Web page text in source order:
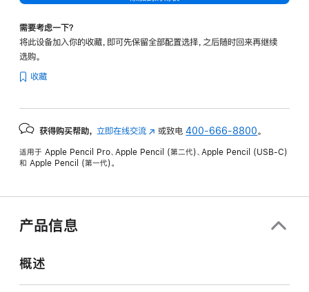
需要考虑一下？
将此设备加入你的收藏，即可先保留全部配置选择，之后随时回来再继续
选购。
收藏
获得购买帮助， 立即在线交流 (在 或致电400-666-8800。
适用于 Apple Pencil Pro、Apple Pencil (第二代)、Apple Pencil (USB-C)
和 Apple Pencil (第一代)。
产品信息
概述